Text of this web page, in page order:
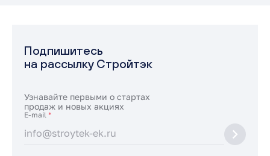
Подпишитесь
на рассылку Стройтэк
Узнавайте первыми о стартах
продаж и новых акциях
E-mail *